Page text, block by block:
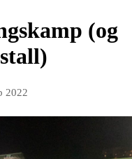
(og
2022